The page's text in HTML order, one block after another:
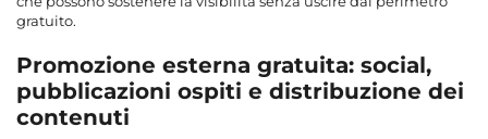
gratuito.
Promozione esterna gratuita: social,
pubblicazioni ospiti e distribuzione dei
contenuti